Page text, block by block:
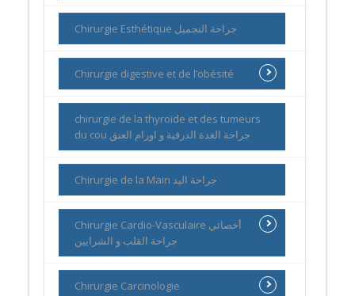
Chirurgie Esthétique جراحة التجميل
Chirurgie digestive et de l’obésité
chirurgie de la thyroïde et des tumeurs
du cou جراحة الغدة الدرقية و اورام العنق
Chirurgie de la Main جراحة اليد
Chirurgie Cardio-Vasculaire أخصائي
جراحة القلب و الشرايين
Chirurgie Carcinologie